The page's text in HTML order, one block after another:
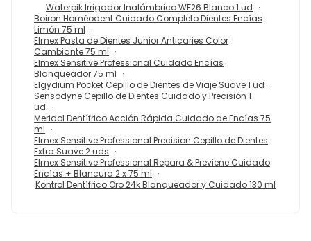
Waterpik Irrigador Inalámbrico WF26 Blanco 1 ud
Boiron Homéodent Cuidado Completo Dientes Encías
Limón 75 ml
Elmex Pasta de Dientes Junior Anticaries Color
Cambiante 75 ml
Elmex Sensitive Professional Cuidado Encías
Blanqueador 75 ml
Elgydium Pocket Cepillo de Dientes de Viaje Suave 1 ud
Sensodyne Cepillo de Dientes Cuidado y Precisión 1
ud
Meridol Dentífrico Acción Rápida Cuidado de Encías 75
ml
Elmex Sensitive Professional Precision Cepillo de Dientes
Extra Suave 2 uds
Elmex Sensitive Professional Repara & Previene Cuidado
Encías + Blancura 2 x 75 ml
Kontrol Dentífrico Oro 24k Blanqueador y Cuidado 130 ml